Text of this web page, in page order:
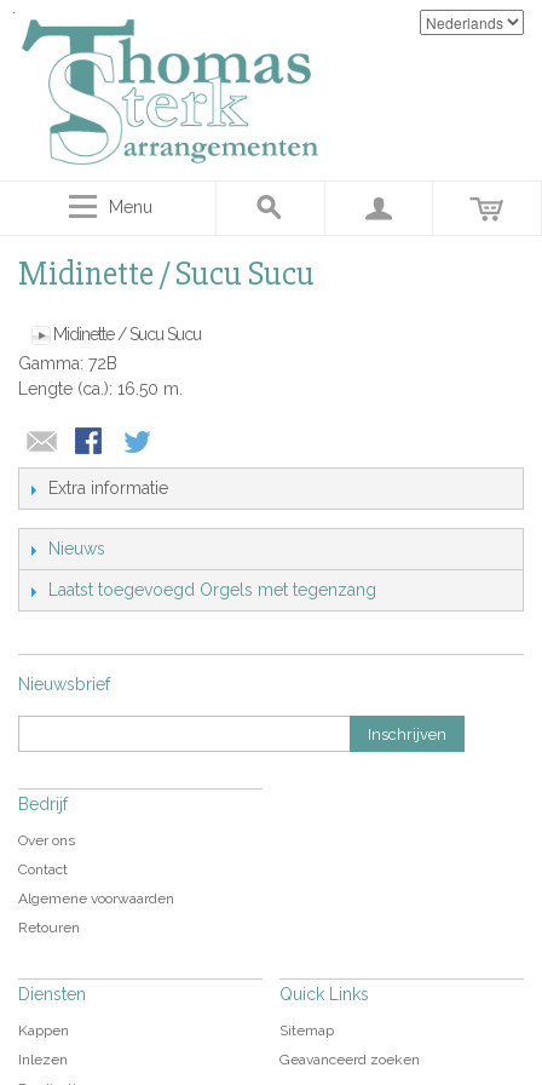
Menu
Midinette / Sucu Sucu
Midinette / Sucu Sucu
Gamma: 72B
Lengte (ca.): 16.50 m.
Extra informatie
Nieuws
Laatst toegevoegd Orgels met tegenzang
Nieuwsbrief
Inschrijven
Bedrijf
Over ons
Contact
Algemene voorwaarden
Retouren
Diensten
Kappen
Inlezen
Quick Links
Sitemap
Geavanceerd zoeken